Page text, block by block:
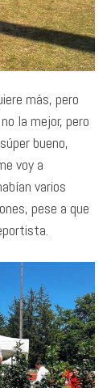
más, pero
la mejor, pero
bueno,
voy a
varios
pese a que